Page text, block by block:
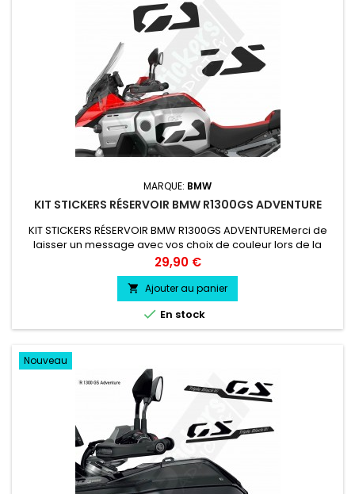
MARQUE: BMW
KIT STICKERS RÉSERVOIR BMW R1300GS ADVENTURE
KIT STICKERS RÉSERVOIR BMW R1300GS ADVENTUREMerci de
laisser un message avec vos choix de couleur lors de la
commande COULEUR AU CHOIX vinyle professionnel très
résistant résiste a l'eau, essence, chaleur, froid.
Prix
29,90 €
 Ajouter au panier
 En stock
Nouveau